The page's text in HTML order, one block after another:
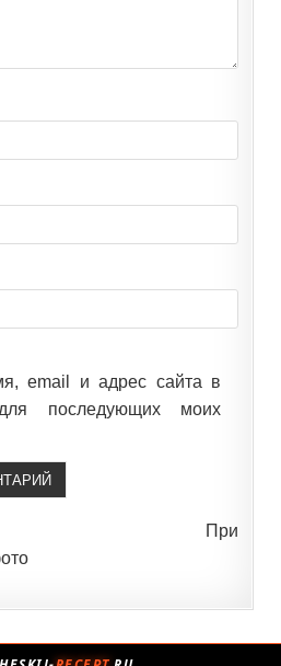
email и адрес сайта в
последующих моих
При